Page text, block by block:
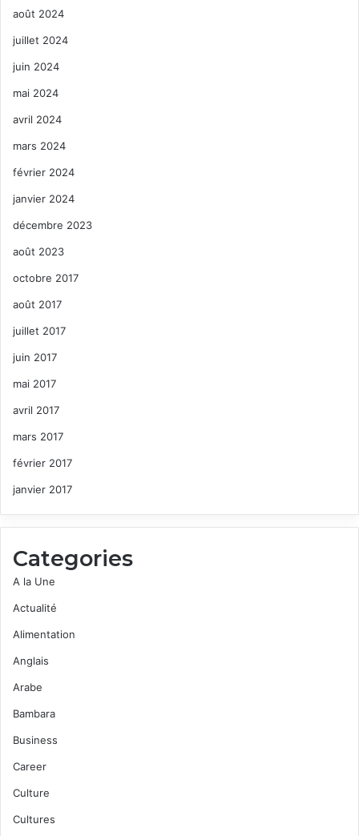
août 2024
juillet 2024
juin 2024
mai 2024
avril 2024
mars 2024
février 2024
janvier 2024
décembre 2023
août 2023
octobre 2017
août 2017
juillet 2017
juin 2017
mai 2017
avril 2017
mars 2017
février 2017
janvier 2017
Categories
A la Une
Actualité
Alimentation
Anglais
Arabe
Bambara
Business
Career
Culture
Cultures